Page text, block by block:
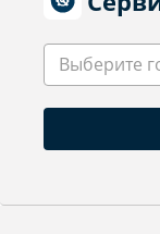
Выберите